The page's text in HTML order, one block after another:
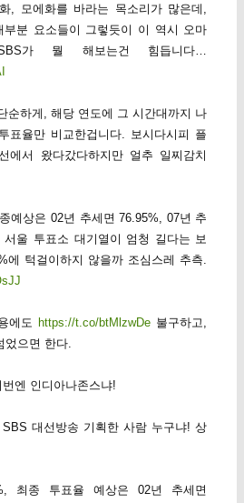
, 모에화를 바라는 목소리가 많은데,
부분 요소들이 그렇듯이 이 역시 오마
가 뭘 해보는건 힘듭니다…
순하게, 해당 연도에 그 시간대까지 나
표율만 비교한겁니다. 보시다시피 플
에서 왔다갔다하지만 얼추 일찌감치
예상은 02년 추세면 76.95%, 07년 추
서울 투표소 대기열이 엄청 길다는 보
에 턱걸이하지 않을까 조심스레 추측.
에도
https://t.co/btMlzwDe 불구하고,
었으면 한다.
엔 인디아나존스냐!
대선방송 기획한 사람 누구냐! 상
최종 투표율 예상은 02년 추세면